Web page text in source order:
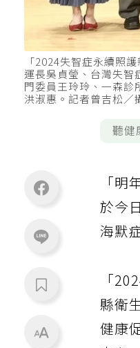
「2024失智症永續照
運長吳貞瑩、台灣失智
門委員王玲玲、一森診
洪淑惠。記者曾吉松／
聽健
「明
於今
海默
「
縣衛
健康